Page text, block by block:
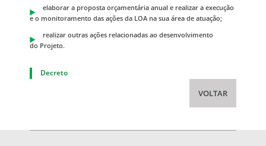
elaborar a proposta orçamentária anual e realizar a execução
e o monitoramento das ações da LOA na sua área de atuação;
realizar outras ações relacionadas ao desenvolvimento
do Projeto.
Decreto
VOLTAR